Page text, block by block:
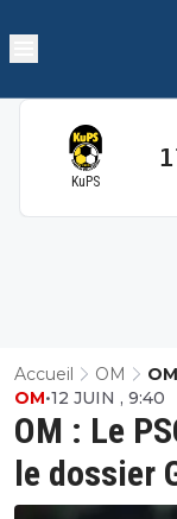
KuPS
Accueil OM
OM : Le
le dossier
OM•12 JUIN , 9:40